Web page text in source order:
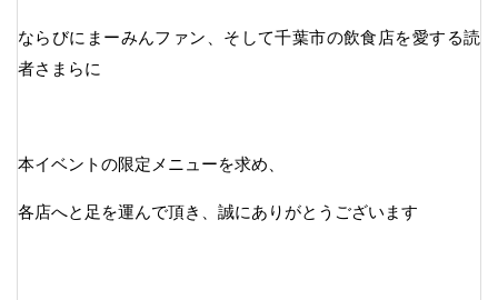
ならびにまーみんファン、そして千葉市の飲食店を愛する読
者さまらに
本イベントの限定メニューを求め、
各店へと足を運んで頂き、誠にありがとうございます